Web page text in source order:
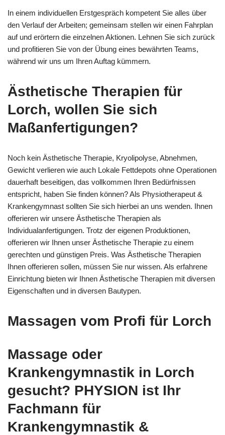
In einem individuellen Erstgespräch kompetent Sie alles über
den Verlauf der Arbeiten; gemeinsam stellen wir einen Fahrplan
auf und erörtern die einzelnen Aktionen. Lehnen Sie sich zurück
und profitieren Sie von der Übung eines bewährten Teams,
während wir uns um Ihren Auftag kümmern.
Ästhetische Therapien für
Lorch, wollen Sie sich
Maßanfertigungen?
Noch kein Ästhetische Therapie, Kryolipolyse, Abnehmen,
Gewicht verlieren wie auch Lokale Fettdepots ohne Operationen
dauerhaft beseitigen, das vollkommen Ihren Bedürfnissen
entspricht, haben Sie finden können? Als Physiotherapeut &
Krankengymnast sollten Sie sich hierbei an uns wenden. Ihnen
offerieren wir unsere Ästhetische Therapien als
Individualanfertigungen. Trotz der eigenen Produktionen,
offerieren wir Ihnen unser Ästhetische Therapie zu einem
gerechten und günstigen Preis. Was Ästhetische Therapien
Ihnen offerieren sollen, müssen Sie nur wissen. Als erfahrene
Einrichtung bieten wir Ihnen Ästhetische Therapien mit diversen
Eigenschaften und in diversen Bautypen.
Massagen vom Profi für Lorch
Massage oder
Krankengymnastik in Lorch
gesucht? PHYSION ist Ihr
Fachmann für
Krankengymnastik &